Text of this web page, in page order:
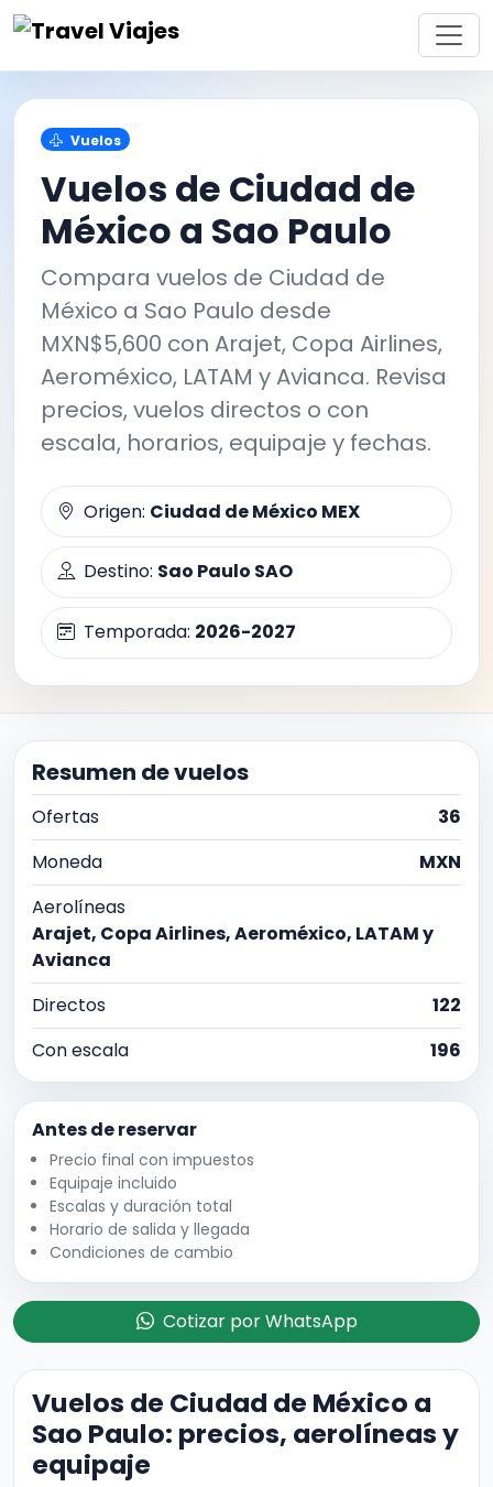
Vuelos
Vuelos de Ciudad de
México a Sao Paulo
Compara vuelos de Ciudad de
México a Sao Paulo desde
MXN$5,600 con Arajet, Copa Airlines,
Aeroméxico, LATAM y Avianca. Revisa
precios, vuelos directos o con
escala, horarios, equipaje y fechas.
Origen: Ciudad de México MEX
Destino: Sao Paulo SAO
Temporada: 2026-2027
Resumen de vuelos
Ofertas
36
Moneda
MXN
Aerolíneas
Arajet, Copa Airlines, Aeroméxico, LATAM y
Avianca
Directos
122
Con escala
196
Antes de reservar
Precio final con impuestos
Equipaje incluido
Escalas y duración total
Horario de salida y llegada
Condiciones de cambio
Cotizar por WhatsApp
Vuelos de Ciudad de México a
Sao Paulo: precios, aerolíneas y
equipaje